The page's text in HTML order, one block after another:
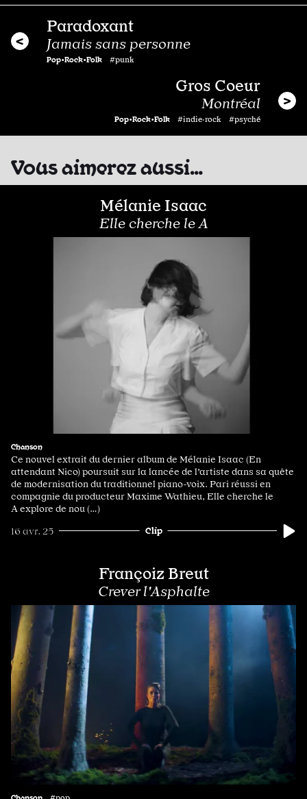
Paradoxant
Jamais sans personne
Pop•Rock•Folk #punk
Gros Coeur
Montréal
Pop•Rock•Folk #indie·rock #psyché
Vous aimerez aussi…
Mélanie Isaac
Elle cherche le A
Chanson
Ce nouvel extrait du dernier album de Mélanie Isaac (En
attendant Nico) poursuit sur la lancée de l'artiste dans sa quête
de modernisation du traditionnel piano-voix. Pari réussi en
compagnie du producteur Maxime Wathieu, Elle cherche le
A explore de nou (…)
16 avr. 25 Clip
Françoiz Breut
Crever l'Asphalte
Chanson